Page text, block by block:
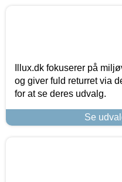
Illux.dk fokuserer på
og giver fuld returret via
for at se deres udvalg.
Se